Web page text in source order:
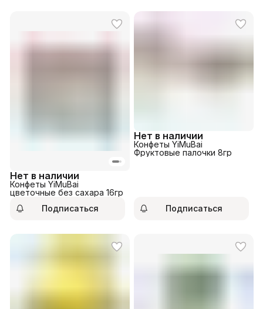
Нет в наличии
Конфеты YiMuBai
цветочные без сахара 16гр
Подписаться
Нет в наличии
Конфеты YiMuBai
Фруктовые палочки 8гр
Подписаться